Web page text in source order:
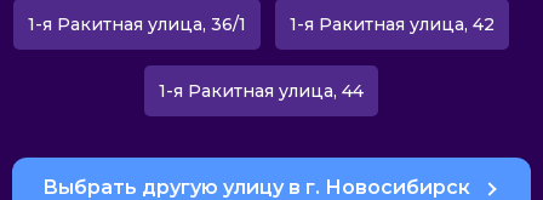
1-я Ракитная улица, 36/1 1-я Ракитная улица, 42
1-я Ракитная улица, 44
Выбрать другую улицу в г. Новосибирск